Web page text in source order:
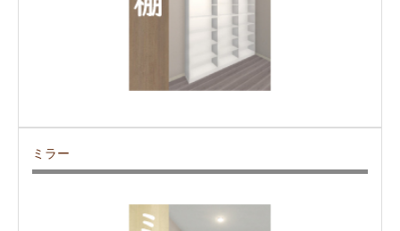
ミラー